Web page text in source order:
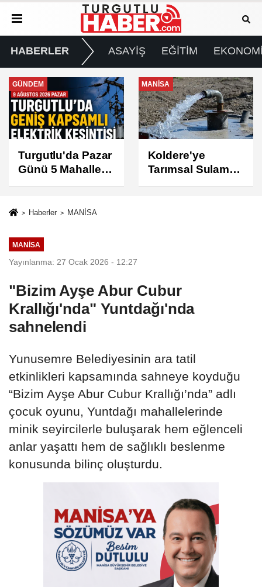
HABERLER ASAYİŞ EĞİTİM
MANİSA
Koldere'ye
Tarımsal Sulama
Desteği
GÜNDEM
Manisa'da 1.200
Kınalı Keklik
Doğaya Salındı
Haberler MANİSA
MANİSA
Yayınlanma: 27 Ocak 2026 - 12:27
"Bizim Ayşe Abur Cubur
Krallığı'nda" Yuntdağı'nda
sahnelendi
Yunusemre Belediyesinin ara tatil
etkinlikleri kapsamında sahneye koyduğu
“Bizim Ayşe Abur Cubur Krallığı’nda” adlı
çocuk oyunu, Yuntdağı mahallelerinde
minik seyircilerle buluşarak hem eğlenceli
anlar yaşattı hem de sağlıklı beslenme
konusunda bilinç oluşturdu.